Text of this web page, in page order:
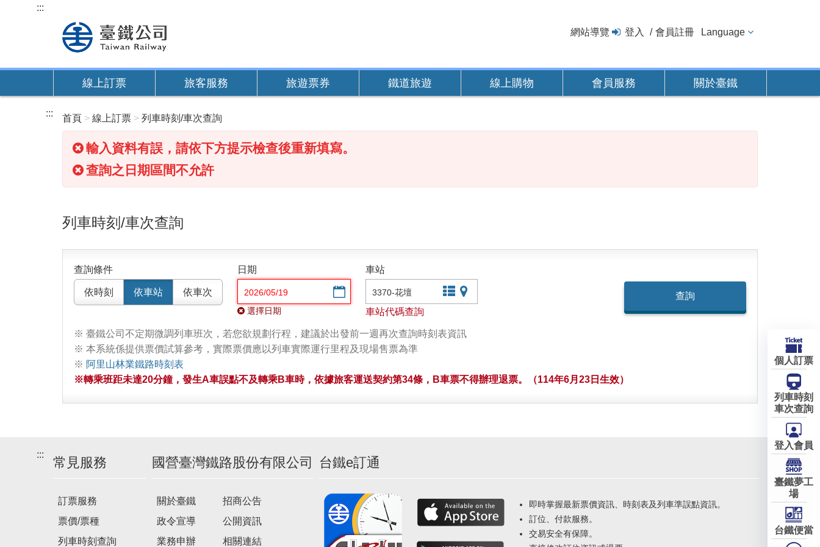
內
:::
網站導覽 登入 會員註冊 Language
線上訂票 旅客服務 旅遊票券 鐵道旅遊 線上購物 會員服務 關於臺鐵
::: 首頁 線上訂票 列車時刻/車次查詢
輸入資料有誤，請依下方提示檢查後重新填寫。
查詢之日期區間不允許
列車時刻/車次查詢
查詢條件
依時刻 依車站 依車次
日期
選擇日期
選擇日期
車站
文字站點查詢
車站代碼查詢
※ 臺鐵公司不定期微調列車班次，若您欲規劃行程，建議於出發前一週再次查詢時刻表資訊
※ 本系統係提供票價試算參考，實際票價應以列車實際運行里程及現場售票為準
※ 阿里山林業鐵路時刻表
※轉乘班距未達20分鐘，發生A車誤點不及轉乘B車時，依據旅客運送契約第34條，B車票不得辦理退票。（114年6月23日生效）
:::
常見服務
訂票服務
票價/票種
列車時刻查詢
國營臺灣鐵路股份有限公司
關於臺鐵
政令宣導
業務申辦
招商公告
公開資訊
相關連結
台鐵e訂通
即時掌握最新票價資訊、時刻表及列車準誤點資訊。
訂位、付款服務。
交易安全有保障。
個人訂票
列車時刻
車次查詢
登入會員
臺鐵夢工
場
台鐵便當